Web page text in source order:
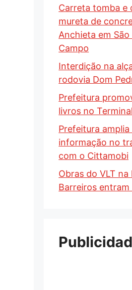
Carreta tomba e
mureta de
Anchieta em
Campo
Interdição na
rodovia Dom
Prefeitura
livros no
Prefeitura amplia
informação no
com o Cittamobi
Obras do VLT
Barreiros